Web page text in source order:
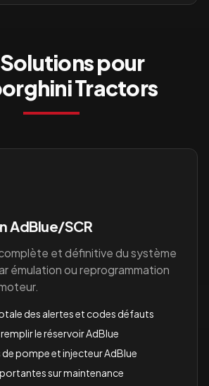
pour
Tractors
AdBlue/SCR
et définitive du système
émulation ou reprogrammation
des alertes et codes défauts
le réservoir AdBlue
de pompe et injecteur AdBlue
sur maintenance